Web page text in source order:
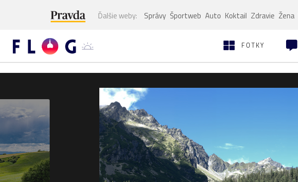
Ďalšie weby: Správy Športweb Auto Koktail Zdravie Žena
FOTKY